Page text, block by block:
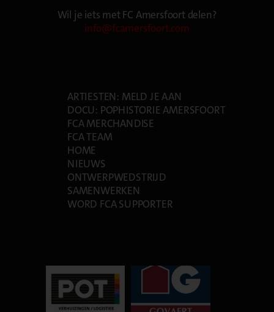
Wil je iets met FC Amersfoort delen?
info@fcamersfoort.com
ARTIESTEN: MELD JE AAN
DOCU: POPHISTORIE AMERSFOORT
FCA MERCHANDISE
FCA TEAM
HOME
NIEUWS
ONTWERPWEDSTRIJD
SAMENWERKEN
WORD FCA SUPPORTER